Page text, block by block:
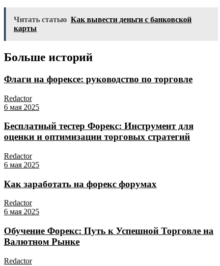
Читать статью Как вывести деньги с банковской
карты
Больше историй
Флаги на форексе: руководство по торговле
Redactor
6 мая 2025
Бесплатный тестер Форекс: Инструмент для
оценки и оптимизации торговых стратегий
Redactor
6 мая 2025
Как заработать на форекс форумах
Redactor
6 мая 2025
Обучение Форекс: Путь к Успешной Торговле на
Валютном Рынке
Redactor